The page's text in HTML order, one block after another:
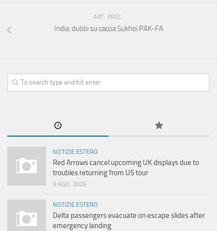
ART. PREC.
India: dubbi su caccia Sukhoi PAK-FA
NOTIZIE ESTERO
Red Arrows cancel upcoming UK displays due to
troubles returning from US tour
9 AGO, 2026
NOTIZIE ESTERO
Delta passengers evacuate on escape slides after
emergency landing